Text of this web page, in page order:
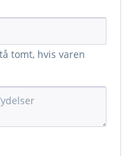
tomt, hvis varen